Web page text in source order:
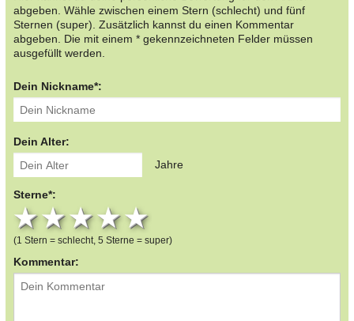
abgeben. Wähle zwischen einem Stern (schlecht) und fünf
Sternen (super). Zusätzlich kannst du einen Kommentar
abgeben. Die mit einem * gekennzeichneten Felder müssen
ausgefüllt werden.
Dein Nickname*:
Dein Alter:
Jahre
Sterne*:
4 stars
3 stars
2 stars
1 star
(1 Stern = schlecht, 5 Sterne = super)
Kommentar: